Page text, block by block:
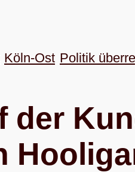
Köln-Ost Politik
der